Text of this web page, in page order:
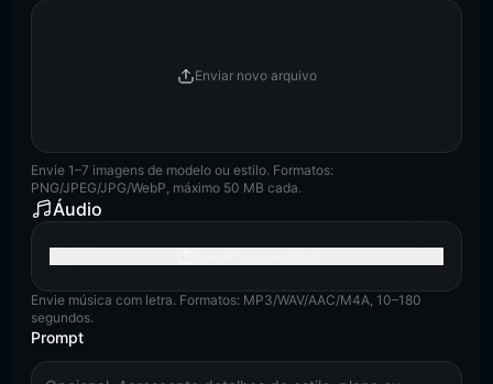
Enviar novo arquivo
Envie 1–7 imagens de modelo ou estilo. Formatos:
PNG/JPEG/JPG/WebP, máximo 50 MB cada.
Áudio
Envie música com letra. Formatos: MP3/WAV/AAC/M4A, 10–180
segundos.
Prompt